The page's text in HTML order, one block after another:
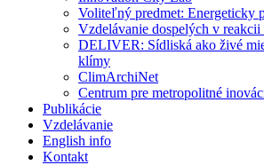
Voliteľný predmet: Energeticky
Vzdelávanie dospelých v
DELIVER: Sídliská ako živé
klímy
ClimArchiNet
Centrum pre metropolitné
Publikácie
Vzdelávanie
English info
Kontakt